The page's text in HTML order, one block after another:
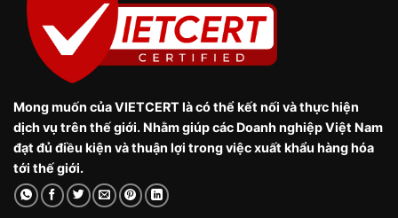
Mong muốn của VIETCERT là có thể kết nối và thực hiện
dịch vụ trên thế giới. Nhằm giúp các Doanh nghiệp Việt Nam
đạt đủ điều kiện và thuận lợi trong việc xuất khẩu hàng hóa
tới thế giới.